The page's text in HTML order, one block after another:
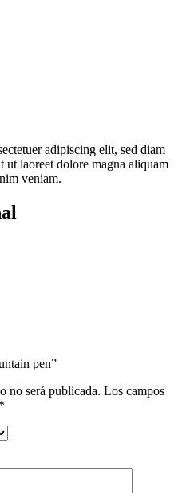
adipiscing elit, sed diam
laoreet dolore magna aliquam
veniam.
pen”
no será publicada. Los campos
*